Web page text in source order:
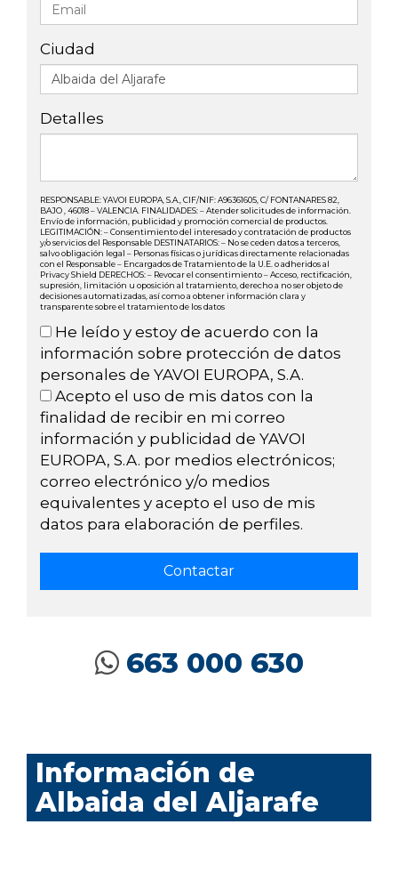
Ciudad
Detalles
RESPONSABLE: YAVOI EUROPA, S.A., CIF/NIF: A96361605, C/ FONTANARES 82,
BAJO , 46018 – VALENCIA. FINALIDADES: – Atender solicitudes de información.
Envío de información, publicidad y promoción comercial de productos.
LEGITIMACIÓN: – Consentimiento del interesado y contratación de productos
y/o servicios del Responsable DESTINATARIOS: – No se ceden datos a terceros,
salvo obligación legal – Personas físicas o jurídicas directamente relacionadas
con el Responsable – Encargados de Tratamiento de la U.E. o adheridos al
Privacy Shield DERECHOS: – Revocar el consentimiento – Acceso, rectificación,
supresión, limitación u oposición al tratamiento, derecho a no ser objeto de
decisiones automatizadas, así como a obtener información clara y
transparente sobre el tratamiento de los datos
He leído y estoy de acuerdo con la
información sobre protección de datos
personales de YAVOI EUROPA, S.A.
Acepto el uso de mis datos con la
finalidad de recibir en mi correo
información y publicidad de YAVOI
EUROPA, S.A. por medios electrónicos;
correo electrónico y/o medios
equivalentes y acepto el uso de mis
datos para elaboración de perfiles.
663 000 630
Información de
Albaida del Aljarafe